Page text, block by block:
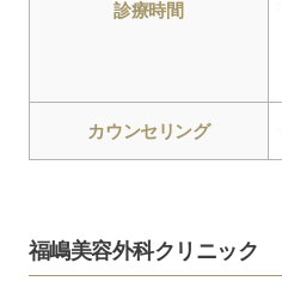
診療時間
カウンセリング
福嶋美容外科クリニック